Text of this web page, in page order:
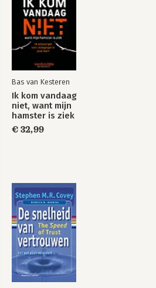
Bas van Kesteren
Ik kom vandaag
niet, want mijn
hamster is ziek
€ 32,99